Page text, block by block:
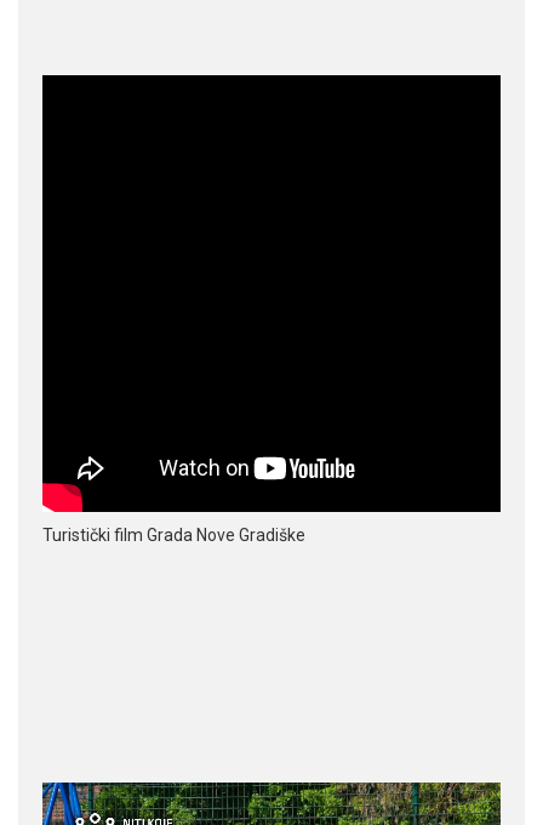
Turistički film Grada Nove Gradiške